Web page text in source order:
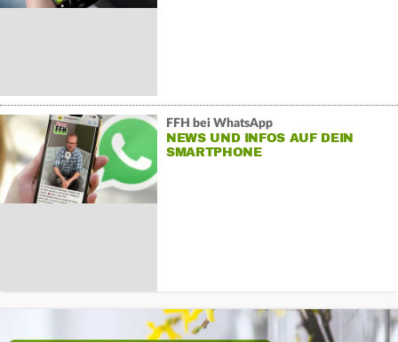
FFH bei WhatsApp
NEWS UND INFOS AUF DEIN
SMARTPHONE